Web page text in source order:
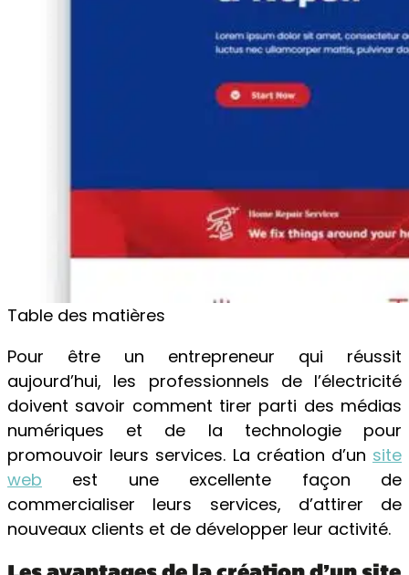
Table des matières
Pour être un entrepreneur qui réussit
aujourd’hui, les professionnels de l’électricité
doivent savoir comment tirer parti des médias
numériques et de la technologie pour
promouvoir leurs services. La création d’un site
web est une excellente façon de
commercialiser leurs services, d’attirer de
nouveaux clients et de développer leur activité.